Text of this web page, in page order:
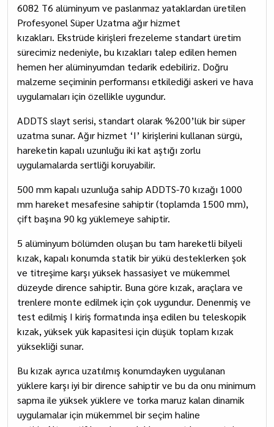
6082 T6 alüminyum ve paslanmaz yataklardan üretilen
Profesyonel Süper Uzatma ağır hizmet
kızakları. Ekstrüde kirişleri frezeleme standart üretim
sürecimiz nedeniyle, bu kızakları talep edilen hemen
hemen her alüminyumdan tedarik edebiliriz. Doğru
malzeme seçiminin performansı etkilediği askeri ve hava
uygulamaları için özellikle uygundur.
ADDTS slayt serisi, standart olarak %200’lük bir süper
uzatma sunar. Ağır hizmet ‘I’ kirişlerini kullanan sürgü,
hareketin kapalı uzunluğu iki kat aştığı zorlu
uygulamalarda sertliği koruyabilir.
500 mm kapalı uzunluğa sahip ADDTS-70 kızağı 1000
mm hareket mesafesine sahiptir (toplamda 1500 mm),
çift başına 90 kg yüklemeye sahiptir.
5 alüminyum bölümden oluşan bu tam hareketli bilyeli
kızak, kapalı konumda statik bir yükü desteklerken şok
ve titreşime karşı yüksek hassasiyet ve mükemmel
düzeyde dirence sahiptir. Buna göre kızak, araçlara ve
trenlere monte edilmek için çok uygundur. Denenmiş ve
test edilmiş I kiriş formatında inşa edilen bu teleskopik
kızak, yüksek yük kapasitesi için düşük toplam kızak
yüksekliği sunar.
Bu kızak ayrıca uzatılmış konumdayken uygulanan
yüklere karşı iyi bir dirence sahiptir ve bu da onu minimum
sapma ile yüksek yüklere ve torka maruz kalan dinamik
uygulamalar için mükemmel bir seçim haline